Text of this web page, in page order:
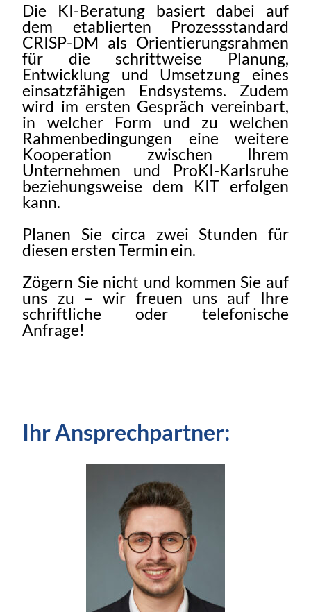
Die KI-Beratung basiert dabei auf
dem etablierten Prozessstandard
CRISP-DM als Orientierungsrahmen
für die schrittweise Planung,
Entwicklung und Umsetzung eines
einsatzfähigen Endsystems. Zudem
wird im ersten Gespräch vereinbart,
in welcher Form und zu welchen
Rahmenbedingungen eine weitere
Kooperation zwischen Ihrem
Unternehmen und ProKI-Karlsruhe
beziehungsweise dem KIT erfolgen
kann.
Planen Sie circa zwei Stunden für
diesen ersten Termin ein.
Zögern Sie nicht und kommen Sie auf
uns zu – wir freuen uns auf Ihre
schriftliche oder telefonische
Anfrage!
Ihr Ansprechpartner: